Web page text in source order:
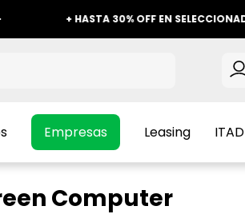
+ HASTA 30% OFF EN SELECCIONADOS +
Empresas Leasing ITAD
Computer